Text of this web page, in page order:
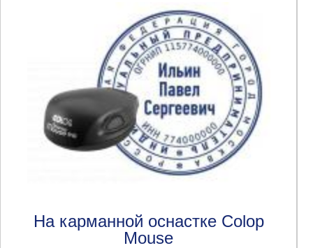
На карманной оснастке Colop
Mouse